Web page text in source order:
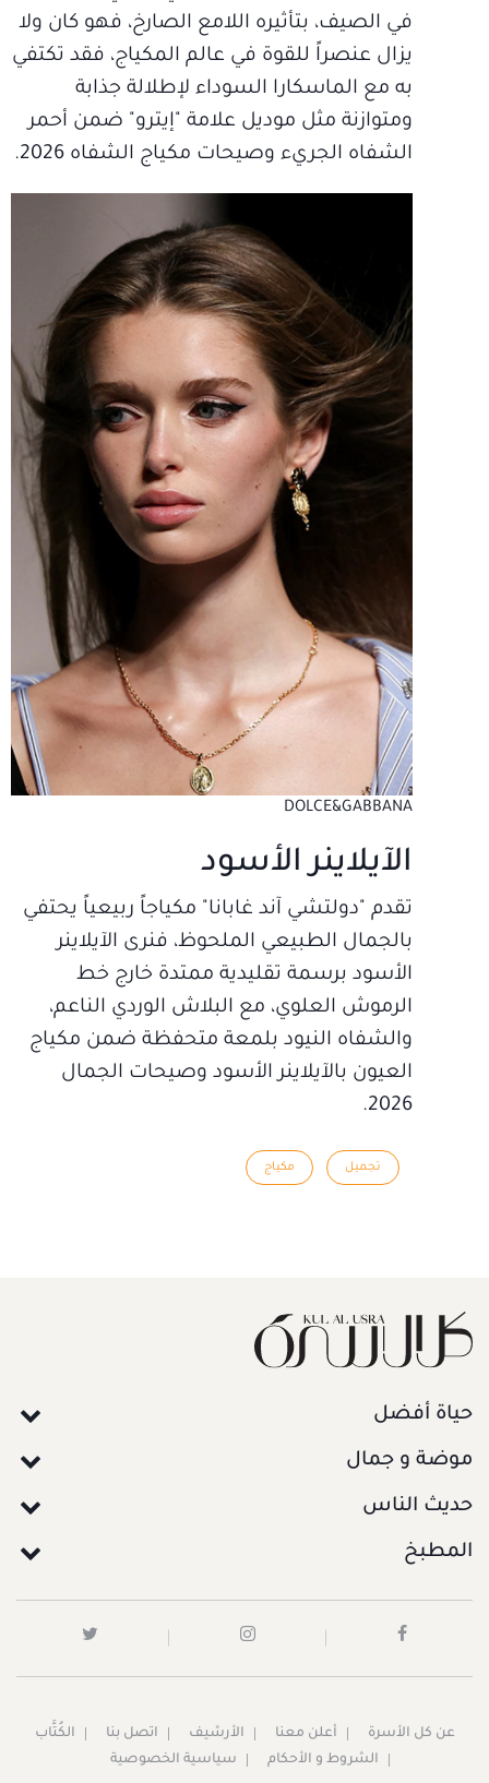
في الصيف، بتأثيره اللامع الصارخ، فهو كان ولا
يزال عنصراً للقوة في عالم المكياج، فقد تكتفي
به مع الماسكارا السوداء لإطلالة جذابة
ومتوازنة مثل موديل علامة "إيترو" ضمن أحمر
الشفاه الجريء وصيحات مكياج الشفاه 2026.
DOLCE&GABBANA
الآيلاينر الأسود
تقدم "دولتشي آند غابانا" مكياجاً ربيعياً يحتفي
بالجمال الطبيعي الملحوظ، فنرى الآيلاينر
الأسود برسمة تقليدية ممتدة خارج خط
الرموش العلوي، مع البلاش الوردي الناعم،
والشفاه النيود بلمعة متحفظة ضمن مكياج
العيون بالآيلاينر الأسود وصيحات الجمال
2026.
تجميل مكياج
حياة أفضل
موضة و جمال
حديث الناس
المطبخ
عن كل الأسرة أعلن معنا الأرشيف اتصل بنا
الكُتَّاب
الشروط و الأحكام
سياسية الخصوصية